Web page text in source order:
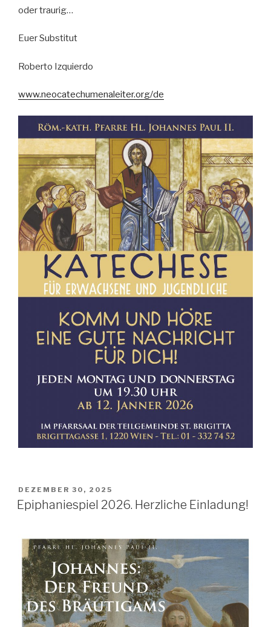
oder traurig…
Euer Substitut
Roberto Izquierdo
www.neocatechumenaleiter.org/de
POSTED
ON
DEZEMBER 30, 2025
Epiphaniespiel 2026. Herzliche Einladung!